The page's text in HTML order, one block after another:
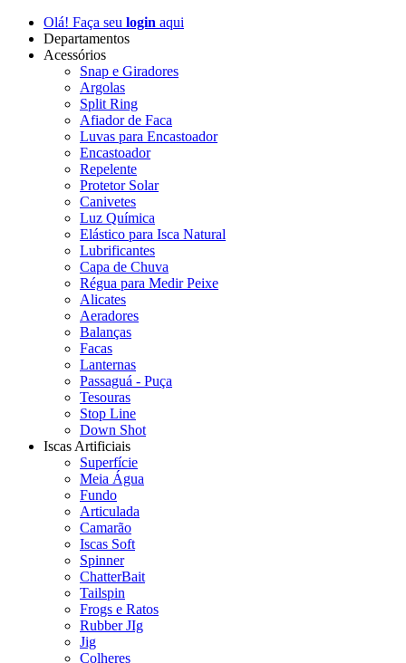
Olá! Faça seu login aqui
Departamentos
Acessórios
Snap e Giradores
Argolas
Split Ring
Afiador de Faca
Luvas para Encastoador
Encastoador
Repelente
Protetor Solar
Canivetes
Luz Química
Elástico para Isca Natural
Lubrificantes
Capa de Chuva
Régua para Medir Peixe
Alicates
Aeradores
Balanças
Facas
Lanternas
Passaguá - Puça
Tesouras
Stop Line
Down Shot
Iscas Artificiais
Superfície
Meia Água
Fundo
Articulada
Camarão
Iscas Soft
Spinner
ChatterBait
Tailspin
Frogs e Ratos
Rubber JIg
Jig
Colheres